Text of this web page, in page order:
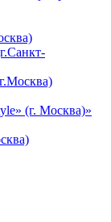
(г. Москва)»